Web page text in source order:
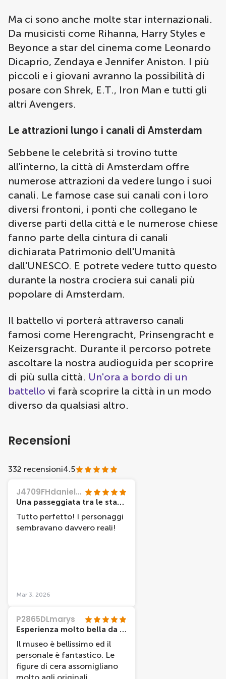
Ma ci sono anche molte star internazionali.
Da musicisti come Rihanna, Harry Styles e
Beyonce a star del cinema come Leonardo
Dicaprio, Zendaya e Jennifer Aniston. I più
piccoli e i giovani avranno la possibilità di
posare con Shrek, E.T., Iron Man e tutti gli
altri Avengers.
Le attrazioni lungo i canali di Amsterdam
Sebbene le celebrità si trovino tutte
all'interno, la città di Amsterdam offre
numerose attrazioni da vedere lungo i suoi
canali. Le famose case sui canali con i loro
diversi frontoni, i ponti che collegano le
diverse parti della città e le numerose chiese
fanno parte della cintura di canali
dichiarata Patrimonio dell'Umanità
dall'UNESCO. E potrete vedere tutto questo
durante la nostra crociera sui canali più
popolare di Amsterdam.
Il battello vi porterà attraverso canali
famosi come Herengracht, Prinsengracht e
Keizersgracht. Durante il percorso potrete
ascoltare la nostra audioguida per scoprire
di più sulla città. Un'ora a bordo di un
battello vi farà scoprire la città in un modo
diverso da qualsiasi altro.
Recensioni
332 recensioni4.5
J4709FHdanielab
Una passeggiata tra le star della musica, del cinema, della storia e della politica
Tutto perfetto! I personaggi
sembravano davvero reali!
Mar 3, 2026
P2865DLmarys
Esperienza molto bella da fare. Personale gentilissimo.
Il museo è bellissimo ed il
personale è fantastico. Le
figure di cera assomigliano